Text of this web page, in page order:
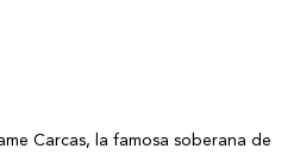
Carcas, la famosa soberana de